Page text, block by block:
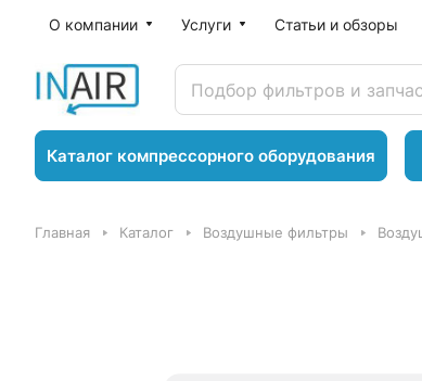
О компании Услуги Статьи и обзоры
Каталог компрессорного оборудования
Главная Каталог Воздушные фильтры